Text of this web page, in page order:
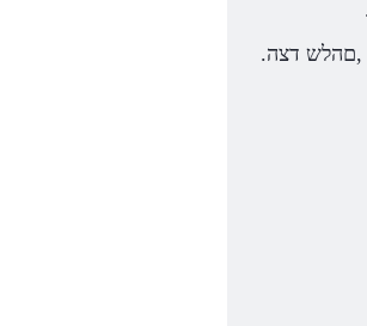
.םייפנכ םע םירוצי רשוכב תילעמ ומכ .היוצרה הדוקנל עיגמ התא רשאכ תדרל ,םתוא זיזהל ,ברקתהל םהל הכחמ ה .תיתחתל םתוא ךרואל קילחהל םגו ,םהלש דצה